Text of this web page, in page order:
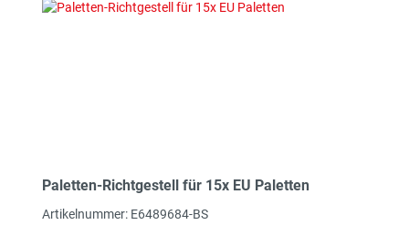
Paletten-Richtgestell für 15x EU Paletten
Artikelnummer: E6489684-BS